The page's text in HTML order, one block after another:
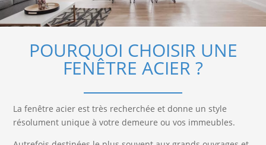
POURQUOI CHOISIR UNE
FENÊTRE ACIER ?
La fenêtre acier est très recherchée et donne un style
résolument unique à votre demeure ou vos immeubles.